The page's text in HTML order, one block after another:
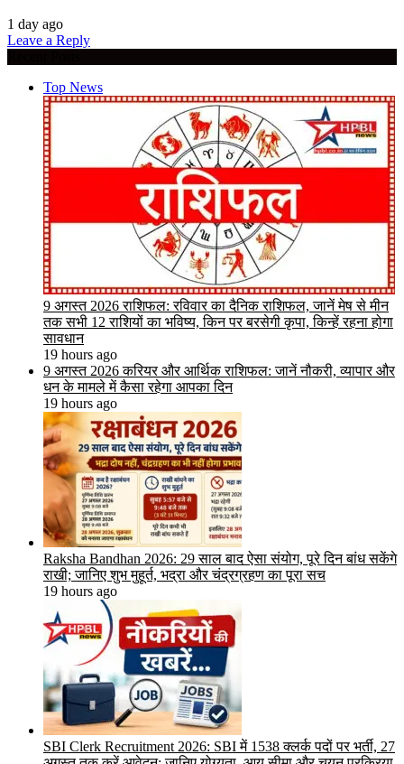
1 day ago
Leave a Reply
Top News
9 अगस्त 2026 राशिफल: रविवार का दैनिक राशिफल, जानें मेष से मीन
तक सभी 12 राशियों का भविष्य, किन पर बरसेगी कृपा, किन्हें रहना होगा
सावधान
19 hours ago
9 अगस्त 2026 करियर और आर्थिक राशिफल: जानें नौकरी, व्यापार और
धन के मामले में कैसा रहेगा आपका दिन
19 hours ago
Raksha Bandhan 2026: 29 साल बाद ऐसा संयोग, पूरे दिन बांध सकेंगे
राखी; जानिए शुभ मुहूर्त, भद्रा और चंद्रग्रहण का पूरा सच
19 hours ago
SBI Clerk Recruitment 2026: SBI में 1538 क्लर्क पदों पर भर्ती, 27